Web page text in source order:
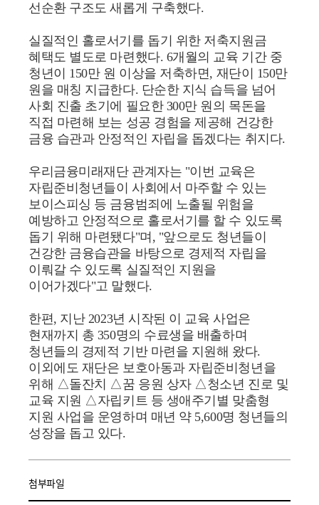
선순환 구조도 새롭게 구축했다.
실질적인 홀로서기를 돕기 위한 저축지원금
혜택도 별도로 마련했다. 6개월의 교육 기간 중
청년이 150만 원 이상을 저축하면, 재단이 150만
원을 매칭 지급한다. 단순한 지식 습득을 넘어
사회 진출 초기에 필요한 300만 원의 목돈을
직접 마련해 보는 성공 경험을 제공해 건강한
금융 습관과 안정적인 자립을 돕겠다는 취지다.
우리금융미래재단 관계자는 "이번 교육은
자립준비청년들이 사회에서 마주할 수 있는
보이스피싱 등 금융범죄에 노출될 위험을
예방하고 안정적으로 홀로서기를 할 수 있도록
돕기 위해 마련됐다"며, "앞으로도 청년들이
건강한 금융습관을 바탕으로 경제적 자립을
이뤄갈 수 있도록 실질적인 지원을
이어가겠다"고 말했다.
한편, 지난 2023년 시작된 이 교육 사업은
현재까지 총 350명의 수료생을 배출하며
청년들의 경제적 기반 마련을 지원해 왔다.
이외에도 재단은 보호아동과 자립준비청년을
위해 △돌잔치 △꿈 응원 상자 △청소년 진로 및
교육 지원 △자립키트 등 생애주기별 맞춤형
지원 사업을 운영하며 매년 약 5,600명 청년들의
성장을 돕고 있다.
첨부파일